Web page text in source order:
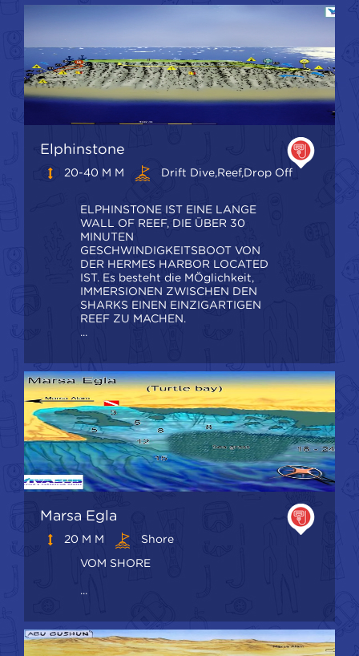
Elphinstone
20-40 M M Drift Dive,Reef,Drop Off
ELPHINSTONE IST EINE LANGE
WALL OF REEF, DIE ÜBER 30
MINUTEN
GESCHWINDIGKEITSBOOT VON
DER HERMES HARBOR LOCATED
IST. Es besteht die MÖglichkeit,
IMMERSIONEN ZWISCHEN DEN
SHARKS EINEN EINZIGARTIGEN
REEF ZU MACHEN.
...
Marsa Egla
20 M M
Shore
VOM SHORE
...